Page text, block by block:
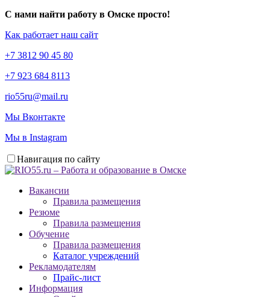
С нами найти работу в Омске просто!
Как работает наш сайт
+7 3812 90 45 80
+7 923 684 8113
rio55ru@mail.ru
Мы Вконтакте
Мы в Instagram
Навигация по сайту
Вакансии
Правила размещения
Резюме
Правила размещения
Обучение
Правила размещения
Каталог учреждений
Рекламодателям
Прайс-лист
Информация